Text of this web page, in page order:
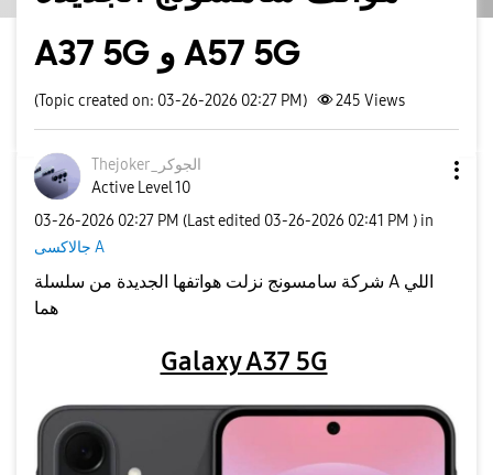
A37 5G و A57 5G
(Topic created on: 03-26-2026 02:27 PM) 245 Views
Thejoker_الجوكر
Active Level 10
‎03-26-2026 02:27 PM (Last edited ‎03-26-2026 02:41 PM ) in
جالاكسى A
شركة سامسونج نزلت هواتفها الجديدة من سلسلة A اللي
Galaxy A37 5G